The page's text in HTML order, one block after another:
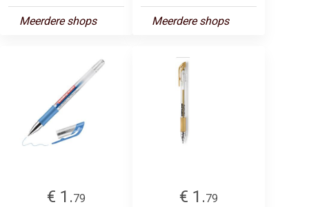
Meerdere shops Meerdere shops
€ 1.79
€ 1.79